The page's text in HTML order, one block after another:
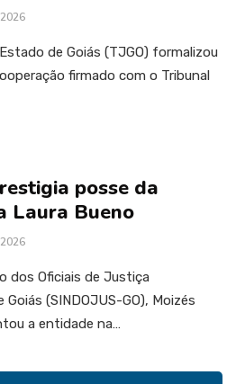
de Goiás (TJGO) formalizou
firmado com o Tribunal
posse da
Laura Bueno
dos Oficiais de Justiça
(SINDOJUS-GO), Moizés
a entidade na…